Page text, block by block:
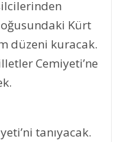
Kürt
düzeni kuracak.
Cemiyeti’ne
tanıyacak.